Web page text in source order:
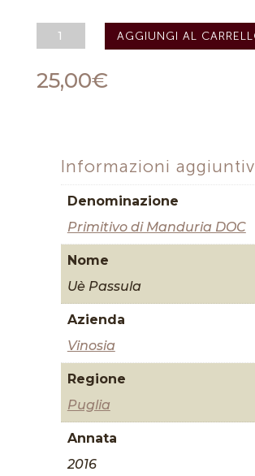
Primitivo
DOC
"Uè
AGGIUNGI AL
25,00€
Informazioni
Denominazione
Primitivo di Manduria DOC
Nome
Uè Passula
Azienda
Vinosia
Regione
Puglia
Annata
2016